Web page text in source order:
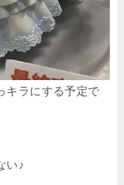
キラにする予定で
い♪